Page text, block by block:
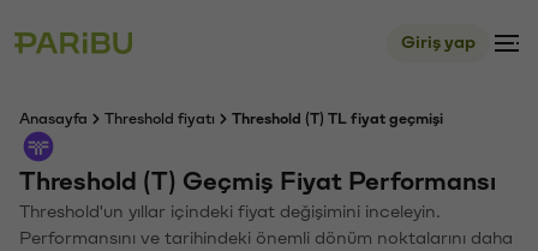
Giriş yap
Anasayfa Threshold fiyatı Threshold (T) TL fiyat geçmişi
Threshold (T) Geçmiş Fiyat Performansı
Threshold'un yıllar içindeki fiyat değişimini inceleyin.
Performansını ve tarihindeki önemli dönüm noktalarını daha